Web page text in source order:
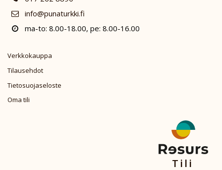
info@punaturkki.fi
ma-to: 8.00-18.00, pe: 8.00-16.00
Verkkokauppa
Tilausehdot
Tietosuojaseloste
Oma tili
Tili